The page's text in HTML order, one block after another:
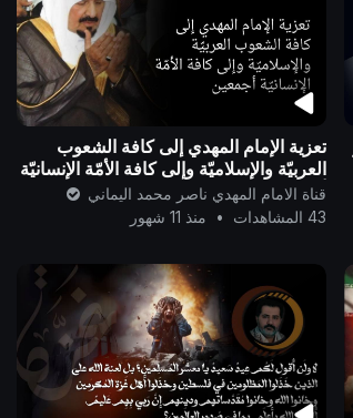
تعزية الإمام المهدي إلى كافة الشعوب
العربيّة والإسلاميّة وإلى كافة الأمّة الإنسانيّة
أجمعين ..
قناة الامام المهدي ناصر محمد اليماني
43 المشاهدات
• منذ 11 شهور